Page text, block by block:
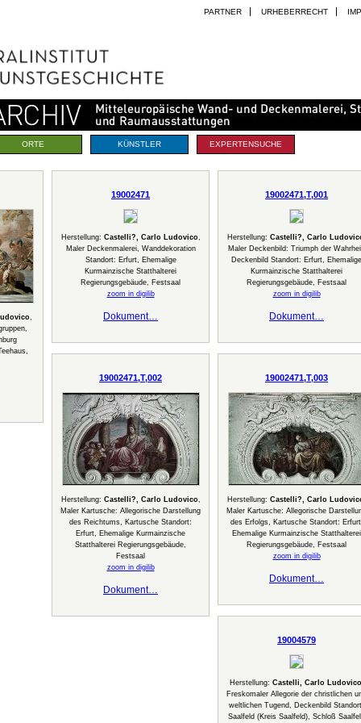
PARTNER URHEBERRECHT
ORTE KÜNSTLER EXPERTENSUCHE
,
19002471
Herstellung: Castelli?, Carlo Ludovico,
Maler Deckenmalerei, Wanddekoration
Standort: Erfurt, Ehemalige
Kurmainzische Statthalterei
Regierungsgebäude, Festsaal
zoom in digilib
Dokument…
19002471,T,001
Herstellung: Castelli?, Carlo
Maler Deckenbild: Triumph der
Deckenbild Standort: Erfurt, Ehemalige
Kurmainzische Statthalterei
Regierungsgebäude, Festsaal
zoom in digilib
Dokument…
19002471,T,002
Herstellung: Castelli?, Carlo Ludovico,
Maler Kartusche: Allegorische Darstellung
des Reichtums, Kartusche Standort:
Erfurt, Ehemalige Kurmainzische
Statthalterei Regierungsgebäude,
Festsaal
zoom in digilib
Dokument…
19002471,T,003
Herstellung: Castelli?, Carlo
Maler Kartusche: Allegorische
des Erfolgs, Kartusche Standort:
Ehemalige Kurmainzische Statthalterei
Regierungsgebäude, Festsaal
zoom in digilib
Dokument…
19004579
Herstellung: Castelli, Carlo Ludovico
Freskomaler Allegorie der christlichen
weltlichen Tugend, Deckenbild
Saalfeld (Kreis Saalfeld), Schloß